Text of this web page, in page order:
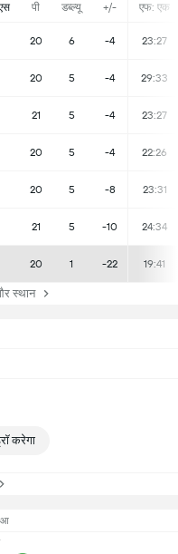
पी डब्ल्यू +/- एफ: एक
20 6 -4 23:27
20 5 -4 29:33
21 5 -4 23:27
20 5 -4 22:26
20 5 -8 23:31
21 5 -10 24:34
20 1 -22 19:41
स्थान
करेगा
आ